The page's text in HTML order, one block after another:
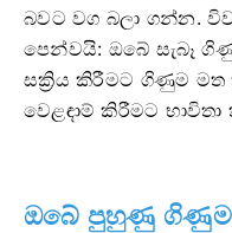
බවට වග බලා ගන්න.
පෙන්වයි: ඔබේ සැබෑ
සක්‍රිය කිරීමට ගිණුම
වෙළඳාම් කිරීමට
ඔබේ පුහුණු ගිණුම